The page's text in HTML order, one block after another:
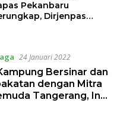
Pekanbaru
Dirjenpas
24 Januari 2022
Bersinar dan
dengan Mitra
Tangerang, Ini